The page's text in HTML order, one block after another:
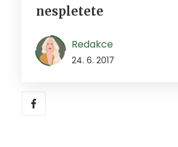
nespletete
Redakce
24. 6. 2017